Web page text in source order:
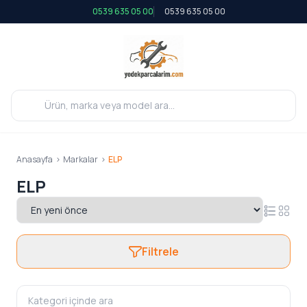
0539 635 05 00 0539 635 05 00
Anasayfa > Markalar > ELP
ELP
Filtrele